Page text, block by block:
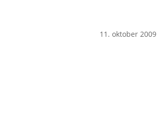
11. oktober 2009